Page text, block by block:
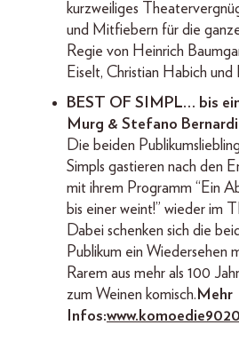
kurzweiliges
und Mitfiebern für die
Regie von Heinrich
Eiselt, Christian Habich und
BEST OF SIMPL… bis
Murg & Stefano
Die beiden
Simpls gastieren nach den
mit ihrem Programm “Ein
bis einer weint!” wieder im
Dabei schenken sich die
Publikum ein Wiedersehen
Rarem aus mehr als 100
zum Weinen komisch. Mehr
Infos: